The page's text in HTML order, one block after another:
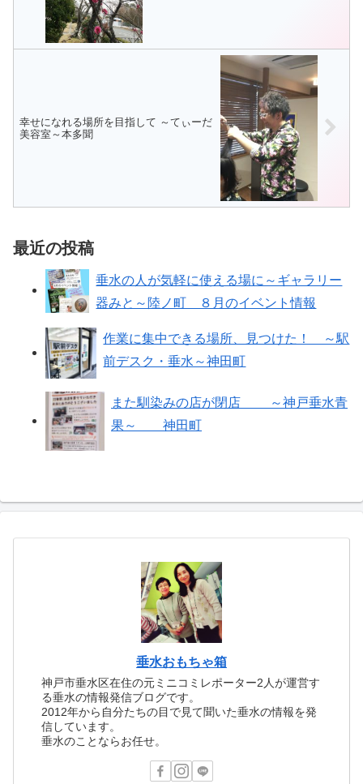
幸せになれる場所を目指して ～てぃーだ
美容室～本多聞
最近の投稿
垂水の人が気軽に使える場に～ギャラリー
器みと～陸ノ町 ８月のイベント情報
作業に集中できる場所、見つけた！ ～駅
前デスク・垂水～神田町
また馴染みの店が閉店 ～神戸垂水青
果～ 神田町
垂水おもちゃ箱
神戸市垂水区在住の元ミニコミレポーター2人が運営す
る垂水の情報発信ブログです。
2012年から自分たちの目で見て聞いた垂水の情報を発
信しています。
垂水のことならお任せ。